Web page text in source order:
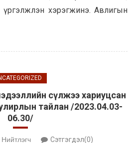
хэрэгжинэ. Авлигын
сүлжээ хариуцсан
тайлан /2023.04.03-
06.30/
Нийтлэгч Сэтгэгдэл(0)